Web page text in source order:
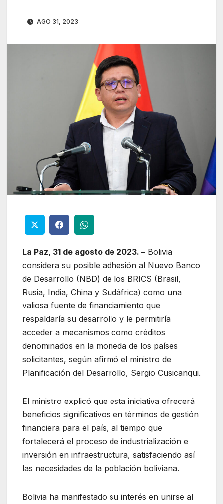
AGO 31, 2023
La Paz, 31 de agosto de 2023. – Bolivia
considera su posible adhesión al Nuevo Banco
de Desarrollo (NBD) de los BRICS (Brasil,
Rusia, India, China y Sudáfrica) como una
valiosa fuente de financiamiento que
respaldaría su desarrollo y le permitiría
acceder a mecanismos como créditos
denominados en la moneda de los países
solicitantes, según afirmó el ministro de
Planificación del Desarrollo, Sergio Cusicanqui.
El ministro explicó que esta iniciativa ofrecerá
beneficios significativos en términos de gestión
financiera para el país, al tiempo que
fortalecerá el proceso de industrialización e
inversión en infraestructura, satisfaciendo así
las necesidades de la población boliviana.
Bolivia ha manifestado su interés en unirse al